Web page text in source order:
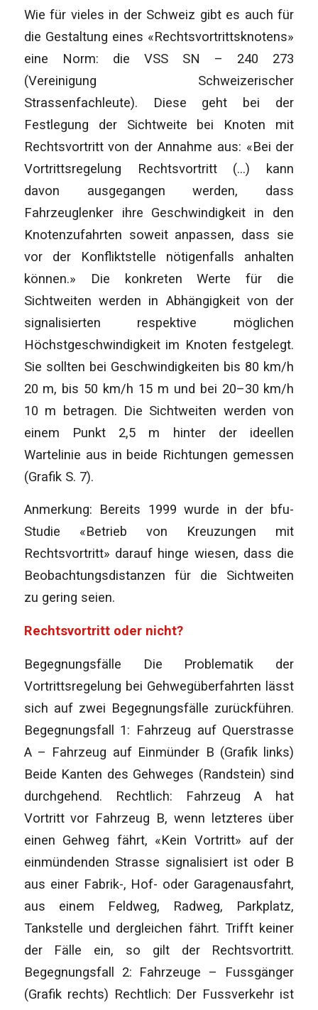
Wie für vieles in der Schweiz gibt es auch für
die Gestaltung eines «Rechtsvortrittsknotens»
eine Norm: die VSS SN – 240 273
(Vereinigung Schweizerischer
Strassenfachleute). Diese geht bei der
Festlegung der Sichtweite bei Knoten mit
Rechtsvortritt von der Annahme aus: «Bei der
Vortrittsregelung Rechtsvortritt (…) kann
davon ausgegangen werden, dass
Fahrzeuglenker ihre Geschwindigkeit in den
Knotenzufahrten soweit anpassen, dass sie
vor der Konfliktstelle nötigenfalls anhalten
können.» Die konkreten Werte für die
Sichtweiten werden in Abhängigkeit von der
signalisierten respektive möglichen
Höchstgeschwindigkeit im Knoten festgelegt.
Sie sollten bei Geschwindigkeiten bis 80 km/h
20 m, bis 50 km/h 15 m und bei 20–30 km/h
10 m betragen. Die Sichtweiten werden von
einem Punkt 2,5 m hinter der ideellen
Wartelinie aus in beide Richtungen gemessen
(Grafik S. 7).
Anmerkung: Bereits 1999 wurde in der bfu-
Studie «Betrieb von Kreuzungen mit
Rechtsvortritt» darauf hinge wiesen, dass die
Beobachtungsdistanzen für die Sichtweiten
zu gering seien.
Rechtsvortritt oder nicht?
Begegnungsfälle Die Problematik der
Vortrittsregelung bei Gehwegüberfahrten lässt
sich auf zwei Begegnungsfälle zurückführen.
Begegnungsfall 1: Fahrzeug auf Querstrasse
A – Fahrzeug auf Einmünder B (Grafik links)
Beide Kanten des Gehweges (Randstein) sind
durchgehend. Rechtlich: Fahrzeug A hat
Vortritt vor Fahrzeug B, wenn letzteres über
einen Gehweg fährt, «Kein Vortritt» auf der
einmündenden Strasse signalisiert ist oder B
aus einer Fabrik-, Hof- oder Garagenausfahrt,
aus einem Feldweg, Radweg, Parkplatz,
Tankstelle und dergleichen fährt. Trifft keiner
der Fälle ein, so gilt der Rechtsvortritt.
Begegnungsfall 2: Fahrzeuge – Fussgänger
(Grafik rechts) Rechtlich: Der Fussverkehr ist